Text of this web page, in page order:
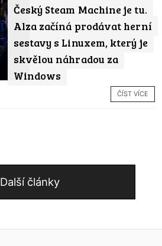
Český Steam Machine je tu.
Alza začíná prodávat herní
sestavy s Linuxem, který je
skvělou náhradou za
Windows
ČÍST VÍCE
Další články